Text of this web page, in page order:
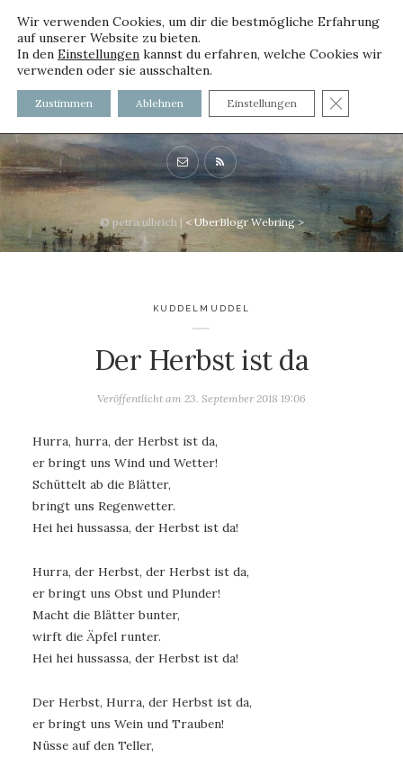
voller worte - mit und ohne
Innenfutter
© petra ulbrich | < UberBlogr Webring >
KUDDELMUDDEL
Der Herbst ist da
Veröffentlicht am 23. September 2018 19:06
Hurra, hurra, der Herbst ist da,
er bringt uns Wind und Wetter!
Schüttelt ab die Blätter,
bringt uns Regenwetter.
Hei hei hussassa, der Herbst ist da!
Hurra, der Herbst, der Herbst ist da,
er bringt uns Obst und Plunder!
Macht die Blätter bunter,
wirft die Äpfel runter.
Hei hei hussassa, der Herbst ist da!
Der Herbst, Hurra, der Herbst ist da,
er bringt uns Wein und Trauben!
Nüsse auf den Teller,
Wir verwenden Cookies, um dir die bestmögliche Erfahrung
auf unserer Website zu bieten.
In den Einstellungen kannst du erfahren, welche Cookies wir
verwenden oder sie ausschalten.
Zustimmen Ablehnen Einstellungen GDPR